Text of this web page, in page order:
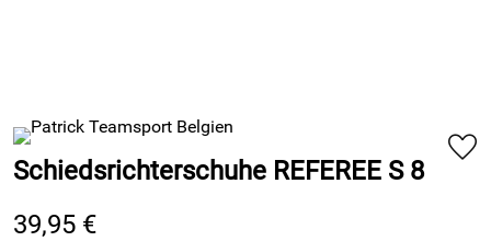
Schiedsrichterschuhe REFEREE S 8
39,95 €